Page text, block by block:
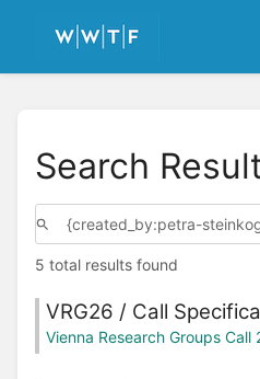
Search
5 total results found
VRG26 / Call
Vienna Research Groups Call